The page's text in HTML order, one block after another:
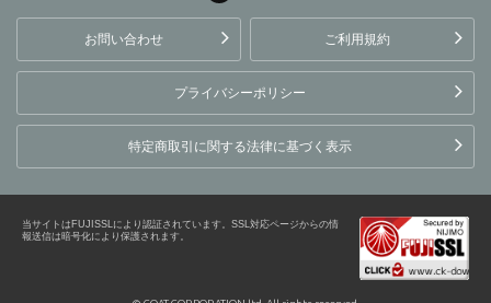
ョンが運営する公式動画配
信サイト
お問い合わせ ご利用規約
プライバシーポリシー
特定商取引に関する法律に基づく表示
当サイトはFUJISSLにより認証されています。SSL対応ページからの情
報送信は暗号化により保護されます。